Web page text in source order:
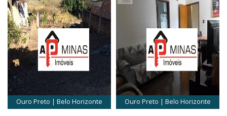
Ouro Preto | Belo Horizonte Ouro Preto | Belo Horizonte